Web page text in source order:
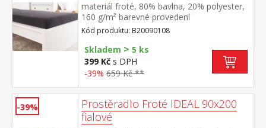
materiál froté, 80% bavlna, 20% polyester,
160 g/m² barevné provedení
antracitová savé, odolné, stálobarevné,
obšito gumou pro matrace do výšky 25
cm pratelné do 40 °C
Kód produktu: B20090108
Skladem > 5 ks
399 Kč s DPH
-39% 659 Kč **
-39%
Prostěradlo Froté IDEAL 90x200
fialové